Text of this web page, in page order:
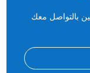
بالتواصل معك